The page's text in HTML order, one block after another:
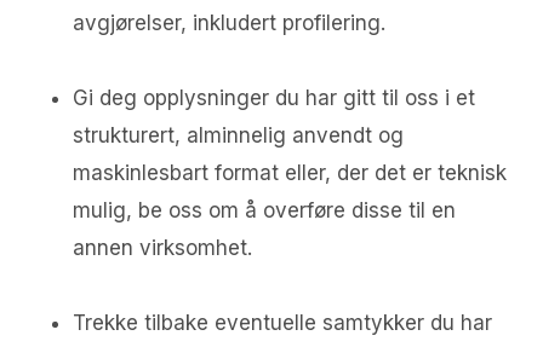
avgjørelser, inkludert profilering.
Gi deg opplysninger du har gitt til oss i et
strukturert, alminnelig anvendt og
maskinlesbart format eller, der det er teknisk
mulig, be oss om å overføre disse til en
annen virksomhet.
Trekke tilbake eventuelle samtykker du har